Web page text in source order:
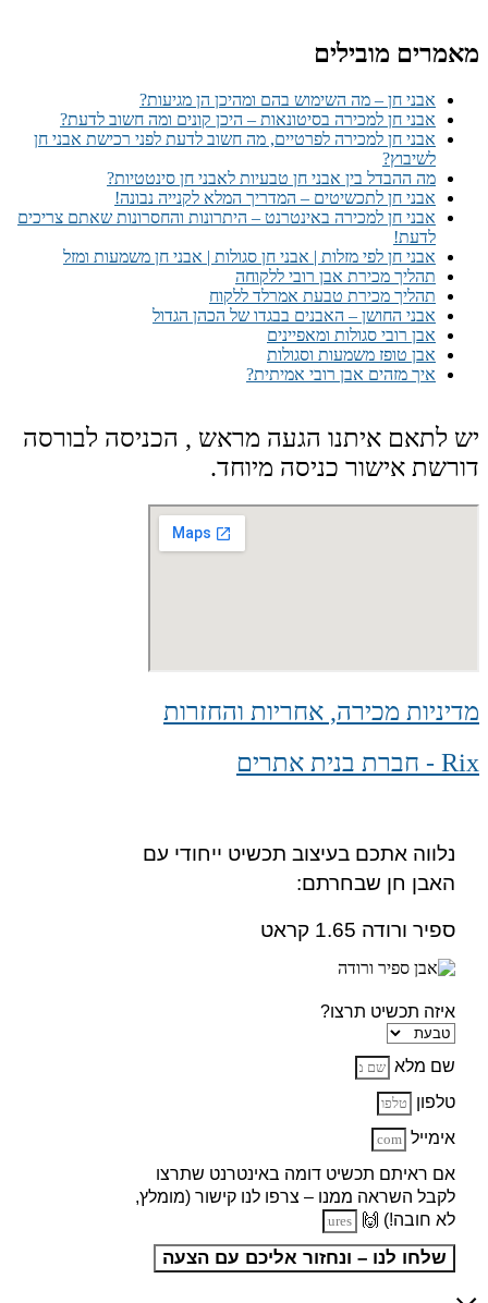
מאמרים מובילים
אבני חן – מה השימוש בהם ומהיכן הן מגיעות?
אבני חן למכירה בסיטונאות – היכן קונים ומה חשוב לדעת?
אבני חן למכירה לפרטיים, מה חשוב לדעת לפני רכישת אבני חן
לשיבוץ?
מה ההבדל בין אבני חן טבעיות לאבני חן סינטטיות?
אבני חן לתכשיטים – המדריך המלא לקנייה נבונה!
אבני חן למכירה באינטרנט – היתרונות והחסרונות שאתם צריכים
לדעת!
אבני חן לפי מזלות | אבני חן סגולות | אבני חן משמעות ומזל
תהליך מכירת אבן רובי ללקוחה
תהליך מכירת טבעת אמרלד ללקוח
אבני החושן – האבנים בבגדו של הכהן הגדול
אבן רובי סגולות ומאפיינים
אבן טופז משמעות וסגולות
איך מזהים אבן רובי אמיתית?
יש לתאם איתנו הגעה מראש , הכניסה לבורסה
דורשת אישור כניסה מיוחד.
מדיניות מכירה, אחריות והחזרות
Rix - חברת בנית אתרים
נלווה אתכם בעיצוב תכשיט ייחודי עם
האבן חן שבחרתם:
ספיר ורודה 1.65 קראט
איזה תכשיט תרצו?
שם מלא
טלפון
אימייל
אם ראיתם תכשיט דומה באינטרנט שתרצו
לקבל השראה ממנו – צרפו לנו קישור (מומלץ,
לא חובה!) 🙌
שלחו לנו – ונחזור אליכם עם הצעה